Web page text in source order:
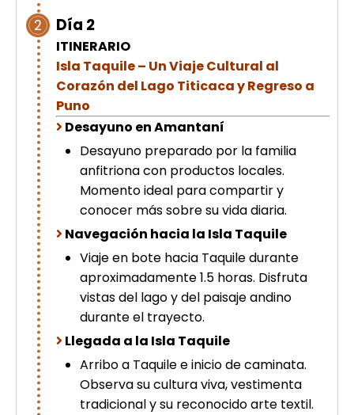
2 Día 2
ITINERARIO
Isla Taquile – Un Viaje Cultural al
Corazón del Lago Titicaca y Regreso a
Puno
Desayuno en Amantaní
Desayuno preparado por la familia
anfitriona con productos locales.
Momento ideal para compartir y
conocer más sobre su vida diaria.
Navegación hacia la Isla Taquile
Viaje en bote hacia Taquile durante
aproximadamente 1.5 horas. Disfruta
vistas del lago y del paisaje andino
durante el trayecto.
Llegada a la Isla Taquile
Arribo a Taquile e inicio de caminata.
Observa su cultura viva, vestimenta
tradicional y su reconocido arte textil.